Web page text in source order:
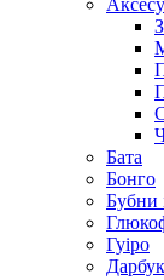
Бата
Бонго
Бубни
Гуіро